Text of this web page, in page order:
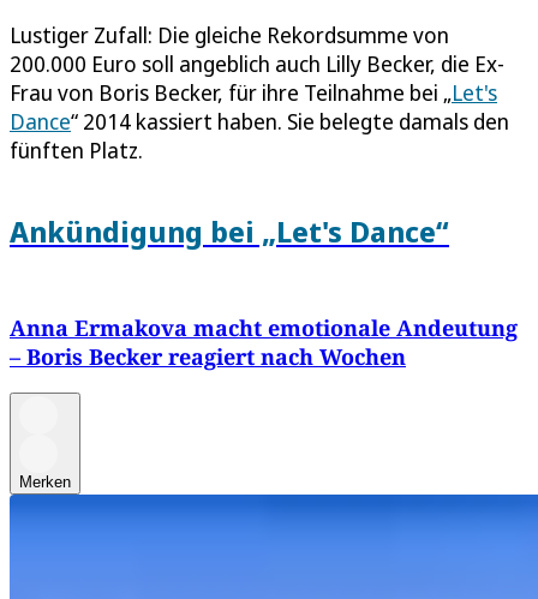
Lustiger Zufall: Die gleiche Rekordsumme von
200.000 Euro soll angeblich auch Lilly Becker, die Ex-
Frau von Boris Becker, für ihre Teilnahme bei „Let's
Dance“ 2014 kassiert haben. Sie belegte damals den
fünften Platz.
Ankündigung bei „Let's Dance“
Anna Ermakova macht emotionale Andeutung
– Boris Becker reagiert nach Wochen
Merken